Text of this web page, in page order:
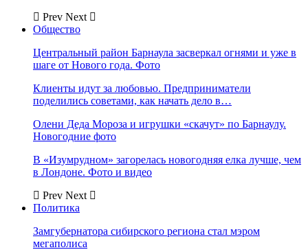
Prev Next
Общество
Центральный район Барнаула засверкал огнями и уже в
шаге от Нового года. Фото
Клиенты идут за любовью. Предприниматели
поделились советами, как начать дело в…
Олени Деда Мороза и игрушки «скачут» по Барнаулу.
Новогодние фото
В «Изумрудном» загорелась новогодняя елка лучше, чем
в Лондоне. Фото и видео
Prev Next
Политика
Замгубернатора сибирского региона стал мэром
мегаполиса